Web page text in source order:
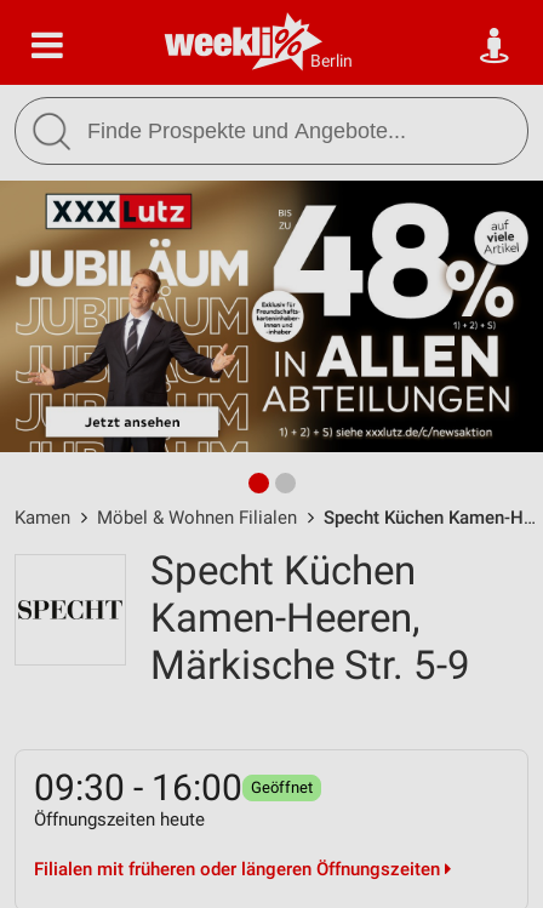
Berlin
Kamen Möbel & Wohnen Filialen Specht Küchen Kamen-Heeren / Märkische Str. 5-9 - Öffnungszeiten & Adresse
Specht Küchen
Kamen-Heeren,
Märkische Str. 5-9
09:30 - 16:00 Geöffnet
Öffnungszeiten heute
Filialen mit früheren oder längeren Öffnungszeiten